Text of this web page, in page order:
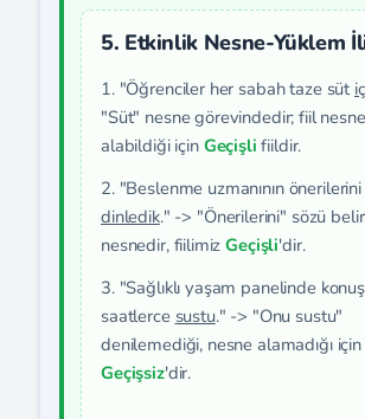
5. Etkinlik Nesne-Yüklem
1. "Öğrenciler her sabah taze süt
"Süt" nesne görevindedir; fiil nesne
alabildiği için Geçişli fiildir.
2. "Beslenme uzmanının
dinledik." -> "Önerilerini" sözü
nesnedir, fiilimizGeçişli'dir.
3. "Sağlıklı yaşam panelinde
saatlerce sustu." -> "Onu sustu"
denilemediği, nesne alamadığı
Geçişsiz'dir.